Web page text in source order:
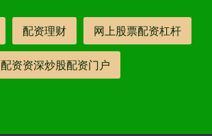
配资理财 网上股票配资杠杆
配资资深炒股配资门户